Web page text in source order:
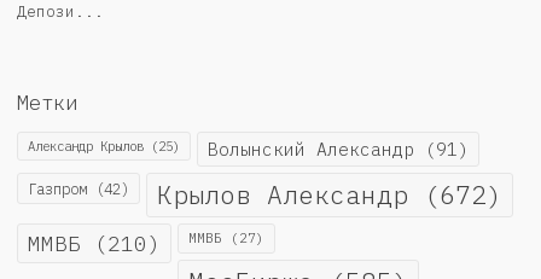
Депози...
Метки
Александр Крылов (25) Волынский Александр (91)
Газпром (42) Крылов Александр (672)
ММВБ (210) ММВБ (27)